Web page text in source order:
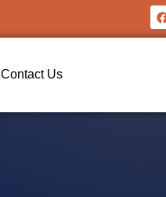
Contact Us